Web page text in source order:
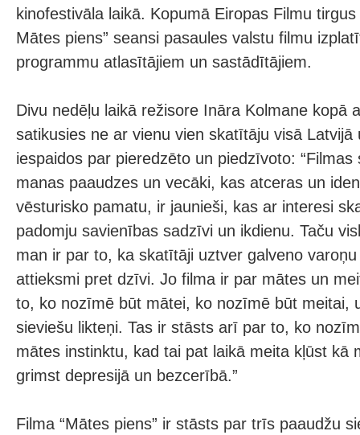
kinofestivāla laikā. Kopumā Eiropas Filmu
Mātes piens” seansi pasaules valstu filmu
programmu atlasītājiem un sastādītājiem.
Divu nedēļu laikā režisore Ināra Kolmane kopā
satikusies ne ar vienu vien skatītāju visā Latvijā
iespaidos par pieredzēto un piedzīvoto:
manas paaudzes un vecāki, kas atceras un
vēsturisko pamatu, ir jaunieši, kas ar interesi
padomju savienības sadzīvi un ikdienu. Taču
man ir par to, ka skatītāji uztver galveno
attieksmi pret dzīvi. Jo filma ir par mātes un
to, ko nozīmē būt mātei, ko nozīmē būt meitai,
sieviešu likteņi. Tas ir stāsts arī par to, ko
mātes instinktu, kad tai pat laikā meita kļūst kā
grimst depresijā un bezcerībā.”
Filma “Mātes piens” ir stāsts par trīs paaudžu